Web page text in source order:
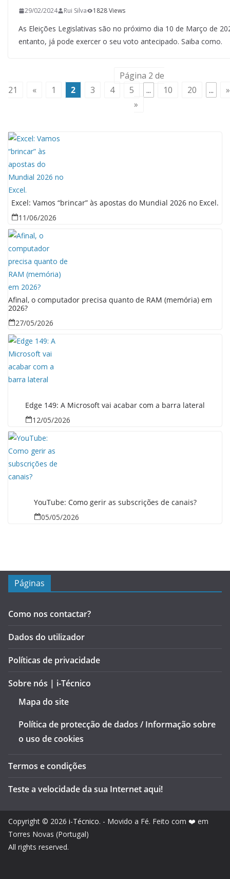
29/02/2024 Rui Silva 1828 Views
As Eleições Legislativas são no próximo dia 10 de Março de
entanto, já pode exercer o seu voto antecipado. Saiba como.
Página 2 de
21
« 1 2 3 4 5 ... 10 20 ...
»
»
Excel: Vamos “brincar” às apostas do Mundial 2026 no Excel.
11/06/2026
Afinal, o computador precisa quanto de RAM (memória) em
2026?
27/05/2026
Edge 149: A Microsoft vai acabar com a barra lateral
12/05/2026
YouTube: Como gerir as subscrições de canais?
05/05/2026
Páginas
Como nos contactar?
Dados do utilizador
Políticas de privacidade
Sobre nós | i-Técnico
Mapa do site
Política de protecção de dados / Informação sobre
o uso de cookies
Termos e condições
Teste a velocidade da sua Internet aqui!
Copyright © 2026 i-Técnico. - Movido a Fé. Feito com ❤️ em
Torres Novas (Portugal)
All rights reserved.